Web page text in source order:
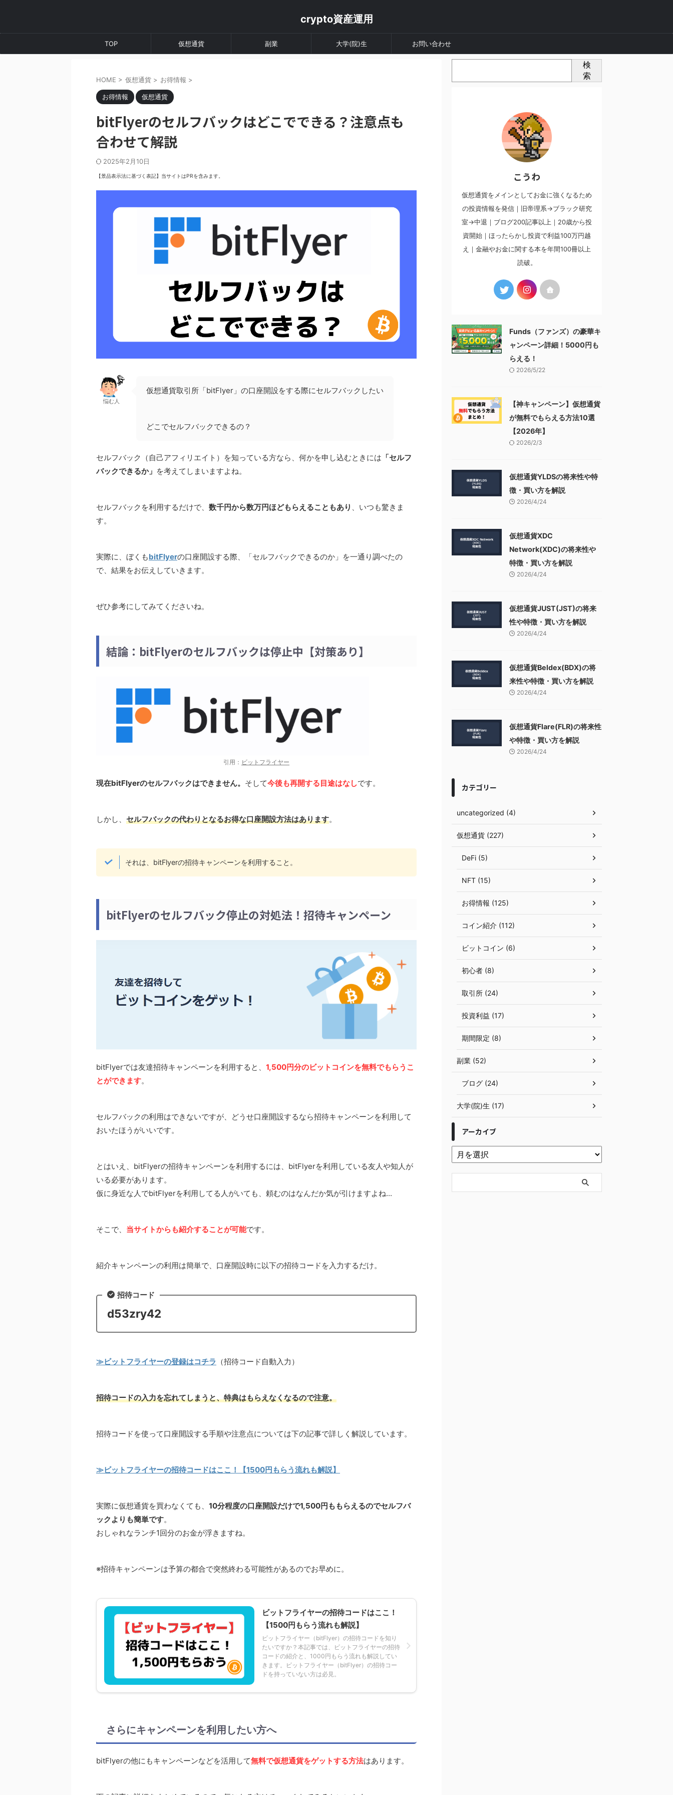
crypto資産運用
TOP 仮想通貨 副業 大学(院)生 お問い合わせ
HOME > 仮想通貨 > お得情報 >
お得情報 仮想通貨
bitFlyerのセルフバックはどこでできる？注意点も
合わせて解説
2025年2月10日
【景品表示法に基づく表記】当サイトはPRを含みます。
悩む人
仮想通貨取引所「bitFlyer」の口座開設をする際にセルフバックしたい
どこでセルフバックできるの？
セルフバック（自己アフィリエイト）を知っている方なら、何かを申し込むときには 「セルフ
バックできるか」 を考えてしまいますよね。
セルフバックを利用するだけで、 数千円から数万円ほどもらえることもあり 、いつも驚きま
す。
実際に、ぼくもbitFlyerの口座開設する際、「セルフバックできるのか」を一通り調べたの
で、結果をお伝えしていきます。
ぜひ参考にしてみてくださいね。
結論：bitFlyerのセルフバックは停止中【対策あり】
引用： ビットフライヤー
現在bitFlyerのセルフバックはできません。 そして今後も再開する目途はなしです。
しかし、 セルフバックの代わりとなるお得な口座開設方法はあります。
それは、bitFlyerの招待キャンペーンを利用すること。
bitFlyerのセルフバック停止の対処法！招待キャンペーン
bitFlyerでは友達招待キャンペーンを利用すると、 1,500円分のビットコインを無料でもらうこ
とができます。
セルフバックの利用はできないですが、どうせ口座開設するなら招待キャンペーンを利用して
おいたほうがいいです。
とはいえ、bitFlyerの招待キャンペーンを利用するには、bitFlyerを利用している友人や知人が
いる必要があります。
仮に身近な人でbitFlyerを利用してる人がいても、頼むのはなんだか気が引けますよね...
そこで、 当サイトからも紹介することが可能です。
紹介キャンペーンの利用は簡単で、口座開設時に以下の招待コードを入力するだけ。
招待コード
d53zry42
≫ビットフライヤーの登録はコチラ （招待コード自動入力）
招待コードの入力を忘れてしまうと、特典はもらえなくなるので注意。
招待コードを使って口座開設する手順や注意点については下の記事で詳しく解説しています。
≫ビットフライヤーの招待コードはここ！【1500円もらう流れも解説】
実際に仮想通貨を買わなくても、 10分程度の口座開設だけで1,500円ももらえるのでセルフバ
ックよりも簡単です。
おしゃれなランチ1回分のお金が浮きますね。
※招待キャンペーンは予算の都合で突然終わる可能性があるのでお早めに。
ビットフライヤーの招待コードはここ！
【1500円もらう流れも解説】
ビットフライヤー（bitFlyer）の招待コードを知り
たいですか？本記事では、ビットフライヤーの招待
コードの紹介と、1000円もらう流れも解説してい
きます。ビットフライヤー（bitFlyer）の招待コー
ドを持っていない方は必見。
さらにキャンペーンを利用したい方へ
bitFlyerの他にもキャンペーンなどを活用して無料で仮想通貨をゲットする方法はあります。
検
索
こうわ
仮想通貨をメインとしてお金に強くなるため
の投資情報を発信｜旧帝理系→ブラック研究
室→中退｜ブログ200記事以上｜20歳から投
資開始｜ほったらかし投資で利益100万円越
え｜金融やお金に関する本を年間100冊以上
読破。
Funds（ファンズ）の豪華キ
ャンペーン詳細！5000円も
らえる！
2026/5/22
【神キャンペーン】仮想通貨
が無料でもらえる方法10選
【2026年】
2026/2/3
仮想通貨YLDSの将来性や特
徴・買い方を解説
2026/4/24
仮想通貨XDC
Network(XDC)の将来性や
特徴・買い方を解説
2026/4/24
仮想通貨JUST(JST)の将来
性や特徴・買い方を解説
2026/4/24
仮想通貨Beldex(BDX)の将
来性や特徴・買い方を解説
2026/4/24
仮想通貨Flare(FLR)の将来性
や特徴・買い方を解説
2026/4/24
カテゴリー
uncategorized (4)
仮想通貨 (227)
DeFi (5)
NFT (15)
お得情報 (125)
コイン紹介 (112)
ビットコイン (6)
初心者 (8)
取引所 (24)
投資利益 (17)
期間限定 (8)
副業 (52)
ブログ (24)
大学(院)生 (17)
アーカイブ